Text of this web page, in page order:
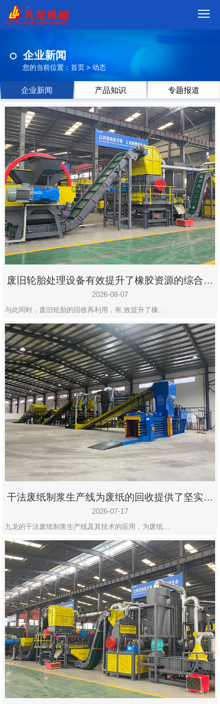
品
视
频
现
场
方
案
动
态
联
系
郑
州
市
九
设
有
限
公
司
豫
ICP
备
19020390
号-1
企业新闻
您的当前位置： 首页 > 动态
企业新闻 产品知识 专题报道
废旧轮胎处理设备有效提升了橡胶资源的综合利
用率
2026-08-07
与此同时，废旧轮胎的回收再利用，有,效提升了橡…
干法废纸制浆生产线为废纸的回收提供了坚实的
保障
2026-07-17
九龙的干法废纸制浆生产线及其技术的应用，为废纸…